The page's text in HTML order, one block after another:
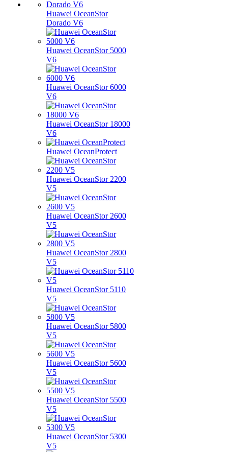
Huawei OceanStor
Dorado V6
Huawei OceanStor 5000
V6
Huawei OceanStor 6000
V6
Huawei OceanStor 18000
V6
Huawei OceanProtect
Huawei OceanStor 2200
V5
Huawei OceanStor 2600
V5
Huawei OceanStor 2800
V5
Huawei OceanStor 5110
V5
Huawei OceanStor 5800
V5
Huawei OceanStor 5600
V5
Huawei OceanStor 5500
V5
Huawei OceanStor 5300
V5